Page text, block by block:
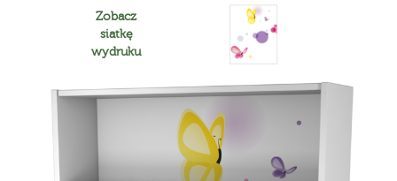
Zobacz
siatkę
wydruku